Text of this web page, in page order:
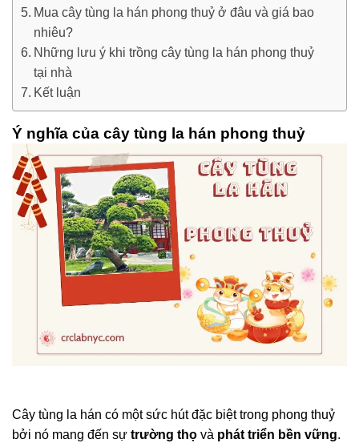
Mua cây tùng la hán phong thuỷ ở đâu và giá bao
nhiêu?
Những lưu ý khi trồng cây tùng la hán phong thuỷ
tại nhà
Kết luận
Ý nghĩa của cây tùng la hán phong thuỷ
Cây tùng la hán có một sức hút đặc biệt trong phong thuỷ
bởi nó mang đến sự trường thọ và phát triển bền vững.